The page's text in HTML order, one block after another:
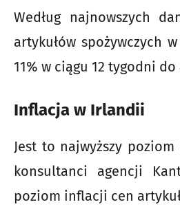
Według najnowszych
artykułów spożywczych
11% w ciągu 12 tygodni
Inflacja w Irlandii
Jest to najwyższy
konsultanci agencji
poziom inflacji cen